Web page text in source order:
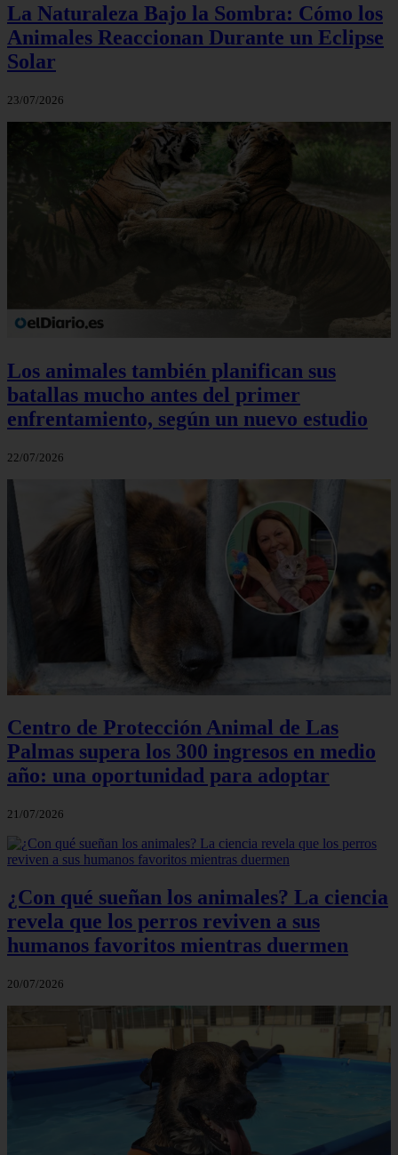
La Naturaleza Bajo la Sombra: Cómo los
Animales Reaccionan Durante un Eclipse
Solar
23/07/2026
Los animales también planifican sus
batallas mucho antes del primer
enfrentamiento, según un nuevo estudio
22/07/2026
Centro de Protección Animal de Las
Palmas supera los 300 ingresos en medio
año: una oportunidad para adoptar
21/07/2026
¿Con qué sueñan los animales? La ciencia
revela que los perros reviven a sus
humanos favoritos mientras duermen
20/07/2026